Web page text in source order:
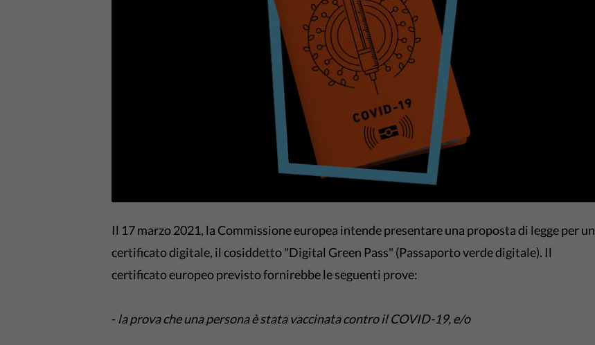
Il 17 marzo 2021, la Commissione europea intende presentare una proposta di legge per un
certificato digitale, il cosiddetto "Digital Green Pass" (Passaporto verde digitale). Il
certificato europeo previsto fornirebbe le seguenti prove:
- la prova che una persona è stata vaccinata contro il COVID-19, e/o